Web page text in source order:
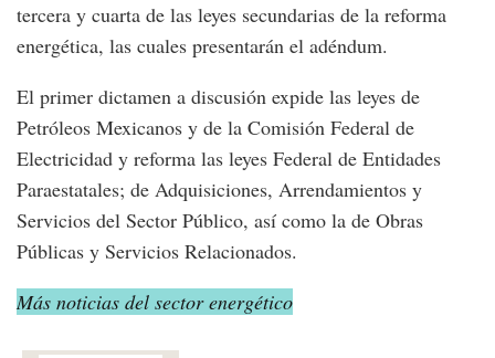
tercera y cuarta de las leyes secundarias de la reforma
energética, las cuales presentarán el adéndum.
El primer dictamen a discusión expide las leyes de
Petróleos Mexicanos y de la Comisión Federal de
Electricidad y reforma las leyes Federal de Entidades
Paraestatales; de Adquisiciones, Arrendamientos y
Servicios del Sector Público, así como la de Obras
Públicas y Servicios Relacionados.
Más noticias del sector energético